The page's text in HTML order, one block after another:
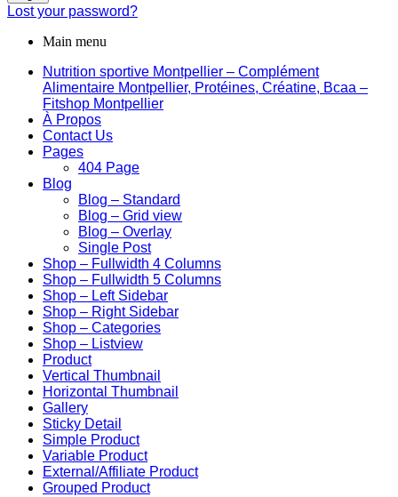
Lost your password?
Main menu
Nutrition sportive Montpellier – Complément
Alimentaire Montpellier, Protéines, Créatine, Bcaa –
Fitshop Montpellier
À Propos
Contact Us
Pages
404 Page
Blog
Blog – Standard
Blog – Grid view
Blog – Overlay
Single Post
Shop – Fullwidth 4 Columns
Shop – Fullwidth 5 Columns
Shop – Left Sidebar
Shop – Right Sidebar
Shop – Categories
Shop – Listview
Product
Vertical Thumbnail
Horizontal Thumbnail
Gallery
Sticky Detail
Simple Product
Variable Product
External/Affiliate Product
Grouped Product